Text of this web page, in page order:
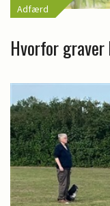
Adfærd
Hvorfor graver